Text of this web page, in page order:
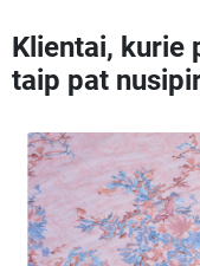
Klientai, kurie
taip pat